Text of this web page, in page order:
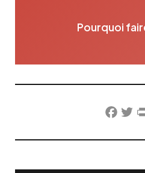
Pourquoi